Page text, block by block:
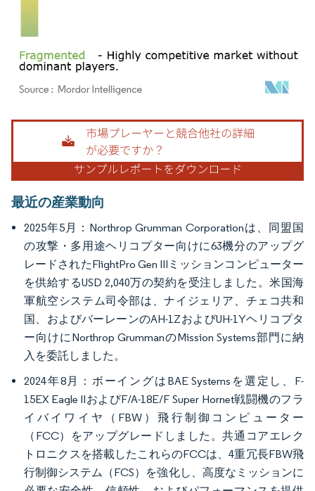
画像 © Mordor Intelligence。再利用にはCC BY 4.0の表示が必要です。
最近の産業動向
2025年5月：Northrop Grumman Corporationは、同盟国
の攻撃・多用途ヘリコプター向けに63機分のアップグ
レードされたFlightPro Gen IIIミッションコンピューター
を供給するUSD 2,040万の契約を受注しました。米国海
軍航空システム司令部は、ナイジェリア、チェコ共和
国、およびバーレーンのAH-1ZおよびUH-1Yヘリコプタ
ー向けにNorthrop GrummanのMission Systems部門に納
入を委託しました。
2024年8月：ボーイングはBAE Systemsを選定し、F-
15EX Eagle IIおよびF/A-18E/F Super Hornet戦闘機のフラ
イバイワイヤ（FBW）飛行制御コンピューター
（FCC）をアップグレードしました。共通コアエレク
トロニクスを搭載したこれらのFCCは、4重冗長FBW飛
行制御システム（FCS）を強化し、高度なミッションに